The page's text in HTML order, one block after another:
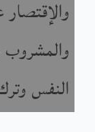
النفس